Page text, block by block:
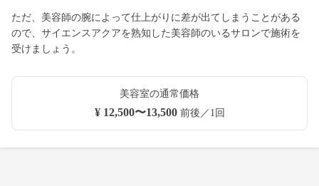
ただ、美容師の腕によって仕上がりに差が出てしまうことがある
ので、サイエンスアクアを熟知した美容師のいるサロンで施術を
受けましょう。
美容室の通常価格
¥ 12,500〜13,500前後／1回